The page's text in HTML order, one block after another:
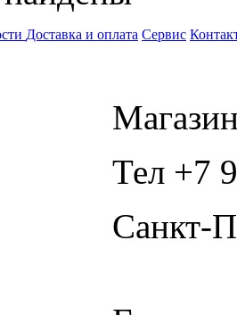
Доставка и оплата Сервис
Тел +7
Санкт-